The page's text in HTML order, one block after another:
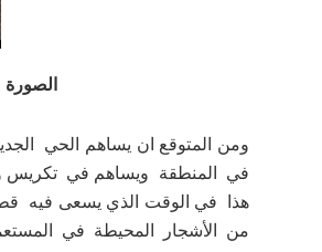
الصورة 1: أعمال الحفر والتسوية في مستعمرة ” أفني حيفتس”
ومن المتوقع ان يساهم الحي
في المنطقة ويساهم في تكريس
هذا في الوقت الذي يسعى فيه
من الأشجار المحيطة في